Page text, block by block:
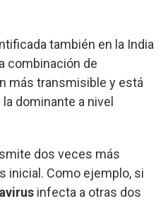
también en la India
combinación de
más transmisible y está
dominante a nivel
dos veces más
inicial. Como ejemplo, si
infecta a otras dos